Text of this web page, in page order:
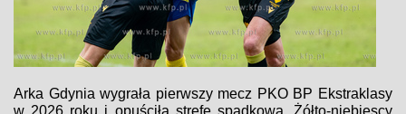
Arka Gdynia wygrała pierwszy mecz PKO BP Ekstraklasy
w 2026 roku i opuściła strefę spadkową. Żółto-niebiescy